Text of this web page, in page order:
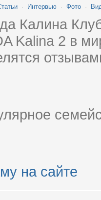
· Интервью · Фото ·
Калина
Kalina 2 в
на сайте